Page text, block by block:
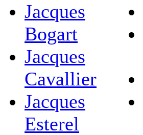
Jacques
Bogart
Jacques
Cavallier
Jacques
Esterel